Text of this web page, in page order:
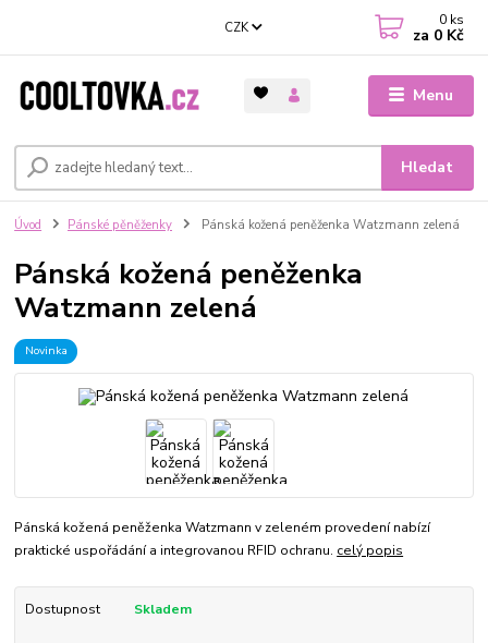
Menu
CZK
Hledat
0 ks
za 0 Kč
Úvod Pánské pěněženky Pánská kožená peněženka Watzmann zelená
Pánská kožená peněženka
Watzmann zelená
Novinka
Pánská kožená peněženka Watzmann v zeleném provedení nabízí
praktické uspořádání a integrovanou RFID ochranu. celý popis
Dostupnost Skladem